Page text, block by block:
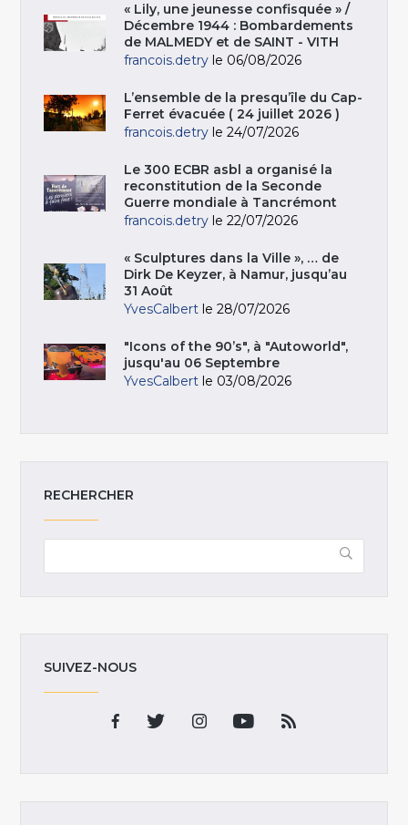
« Lily, une jeunesse confisquée » /
Décembre 1944 : Bombardements
de MALMEDY et de SAINT - VITH
francois.detry le 06/08/2026
L’ensemble de la presqu’île du Cap-
Ferret évacuée ( 24 juillet 2026 )
francois.detry le 24/07/2026
Le 300 ECBR asbl a organisé la
reconstitution de la Seconde
Guerre mondiale à Tancrémont
francois.detry le 22/07/2026
« Sculptures dans la Ville », … de
Dirk De Keyzer, à Namur, jusqu’au
31 Août
YvesCalbert le 28/07/2026
"Icons of the 90’s", à "Autoworld",
jusqu'au 06 Septembre
YvesCalbert le 03/08/2026
RECHERCHER
SUIVEZ-NOUS